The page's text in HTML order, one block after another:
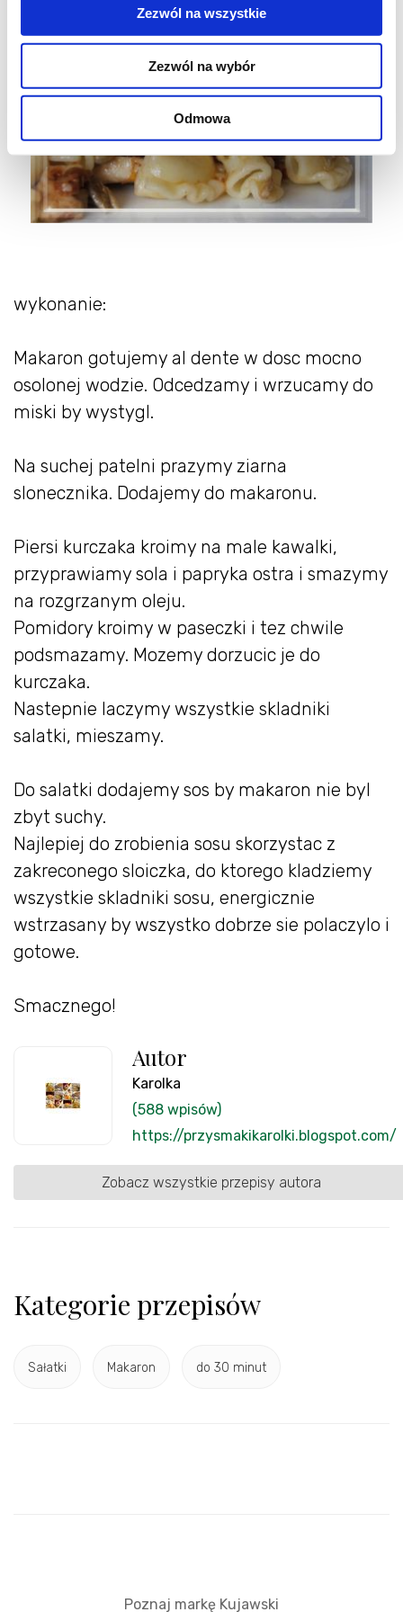
Zezwól na wszystkie
Zezwól na wybór
Odmowa
wykonanie:
Makaron gotujemy al dente w dosc mocno
osolonej wodzie. Odcedzamy i wrzucamy do
miski by wystygl.
Na suchej patelni prazymy ziarna
slonecznika. Dodajemy do makaronu.
Piersi kurczaka kroimy na male kawalki,
przyprawiamy sola i papryka ostra i smazymy
na rozgrzanym oleju.
Pomidory kroimy w paseczki i tez chwile
podsmazamy. Mozemy dorzucic je do
kurczaka.
Nastepnie laczymy wszystkie skladniki
salatki, mieszamy.
Do salatki dodajemy sos by makaron nie byl
zbyt suchy.
Najlepiej do zrobienia sosu skorzystac z
zakreconego sloiczka, do ktorego kladziemy
wszystkie skladniki sosu, energicznie
wstrzasany by wszystko dobrze sie polaczylo i
gotowe.
Smacznego!
Autor
Karolka
(588 wpisów)
https://przysmakikarolki.blogspot.com/
Zobacz wszystkie przepisy autora
Kategorie przepisów
Sałatki Makaron do 30 minut
Poznaj markę Kujawski